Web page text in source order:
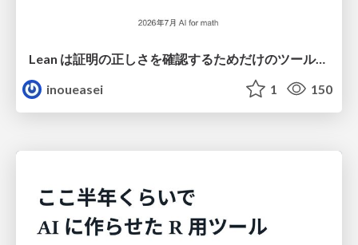
Lean は証明の正しさを確認するためだけのツールって思ってませんか？
inoueasei
1 150